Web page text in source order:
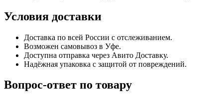
Условия доставки
Доставка по всей России с отслеживанием.
Возможен самовывоз в Уфе.
Доступна отправка через Авито Доставку.
Надёжная упаковка с защитой от повреждений.
Вопрос-ответ по товару